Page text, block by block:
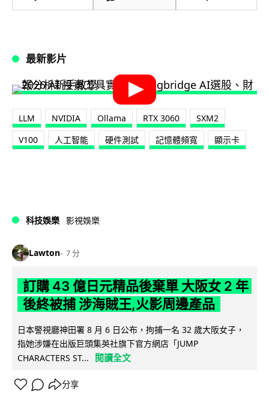
最新影片
LLM NVIDIA Ollama RTX 3060
SXM2
V100
人工智能 硬件測試 記憶體頻寬 顯示卡
科技娛樂 影視娛樂
Lawton 7 分
訂購 43 億日元精品後棄單 大阪女 2 年
後終被捕 涉海賊王,火影周邊產品
日本警視廳神田署 8 月 6 日公布，拘捕一名 32 歲大阪女子，
指她涉嫌在出版巨頭集英社旗下官方網店「JUMP
CHARACTERS ST...
閱讀全文
分享